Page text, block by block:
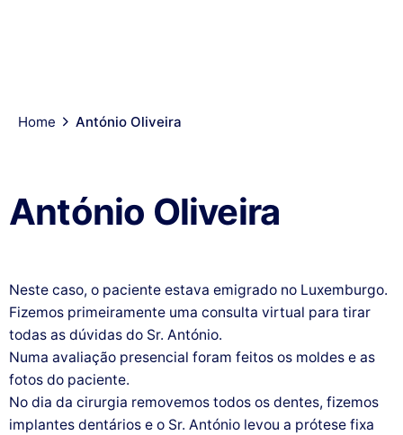
Home António Oliveira
António Oliveira
Neste caso, o paciente estava emigrado no Luxemburgo.
Fizemos primeiramente uma consulta virtual para tirar
todas as dúvidas do Sr. António.
Numa avaliação presencial foram feitos os moldes e as
fotos do paciente.
No dia da cirurgia removemos todos os dentes, fizemos
implantes dentários e o Sr. António levou a prótese fixa